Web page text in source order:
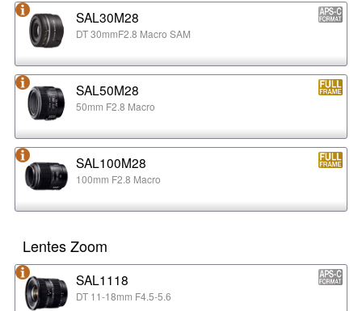
SAL30M28
DT 30mmF2.8 Macro SAM
SAL50M28
50mm F2.8 Macro
SAL100M28
100mm F2.8 Macro
Lentes Zoom
SAL1118
DT 11-18mm F4.5-5.6